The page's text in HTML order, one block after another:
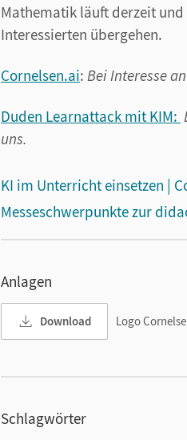
Mathematik läuft derzeit
Interessierten übergehen.
Cornelsen.ai: Bei Interesse
Duden Learnattack mit KIM:
uns.
KI im Unterricht einsetzen |
Messeschwerpunkte zur
Anlagen
Download Logo
Schlagwörter